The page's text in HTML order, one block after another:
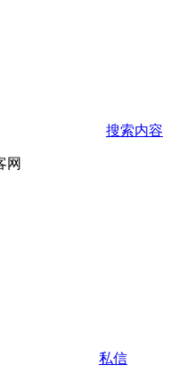
搜索内容
私信